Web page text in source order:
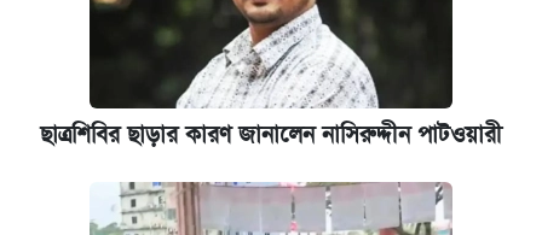
ছাত্রশিবির ছাড়ার কারণ জানালেন নাসিরুদ্দীন পাটওয়ারী